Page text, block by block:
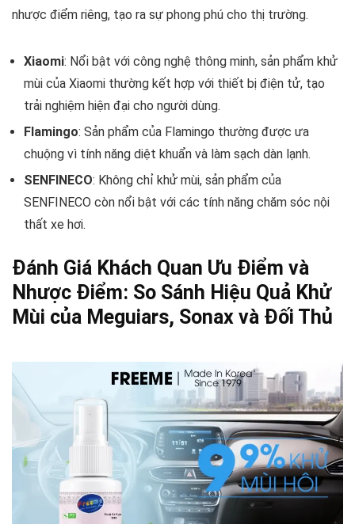
nhược điểm riêng, tạo ra sự phong phú cho thị trường.
Xiaomi: Nổi bật với công nghệ thông minh, sản phẩm khử
mùi của Xiaomi thường kết hợp với thiết bị điện tử, tạo
trải nghiệm hiện đại cho người dùng.
Flamingo: Sản phẩm của Flamingo thường được ưa
chuộng vì tính năng diệt khuẩn và làm sạch dàn lạnh.
SENFINECO: Không chỉ khử mùi, sản phẩm của
SENFINECO còn nổi bật với các tính năng chăm sóc nội
thất xe hơi.
Đánh Giá Khách Quan Ưu Điểm và
Nhược Điểm: So Sánh Hiệu Quả Khử
Mùi của Meguiars, Sonax và Đối Thủ